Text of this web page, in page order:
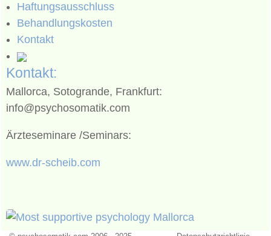
Haftungsausschluss
Behandlungskosten
Kontakt
Kontakt:
Mallorca, Sotogrande, Frankfurt:
info@psychosomatik.com
Ärzteseminare /Seminars:
www.dr-scheib.com